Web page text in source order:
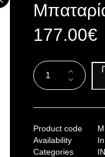
177.00€
Product code
Availability
Categories